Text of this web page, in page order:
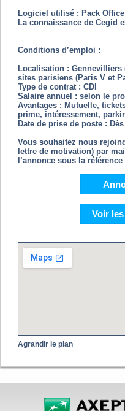
Logiciel utilisé : Pack
La connaissance de Cegid
Conditions d’emploi :
Localisation :
sites parisiens (Paris V et
Type de contrat : CDI
Salaire annuel : selon le
Avantages : Mutuelle,
prime, intéressement,
Date de prise de poste :
Vous souhaitez nous
lettre de motivation) par
l’annonce sous la référence
Voir
Agrandir le plan